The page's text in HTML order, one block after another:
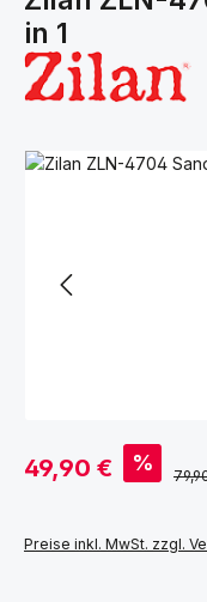
in 1
Bildergalerie
Verkaufspreis:
49,90 € %
Preise inkl. MwSt. zzgl.